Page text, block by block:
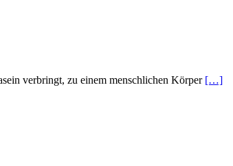
verbringt, zu einem menschlichen Körper […]